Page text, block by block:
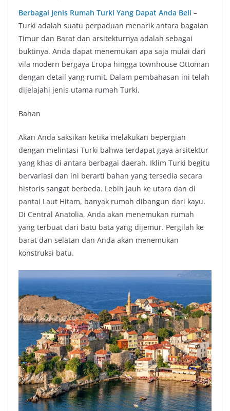
Berbagai Jenis Rumah Turki Yang Dapat Anda Beli –
Turki adalah suatu perpaduan menarik antara bagaian
Timur dan Barat dan arsitekturnya adalah sebagai
buktinya. Anda dapat menemukan apa saja mulai dari
vila modern bergaya Eropa hingga townhouse Ottoman
dengan detail yang rumit. Dalam pembahasan ini telah
dijelajahi jenis utama rumah Turki.
Bahan
Akan Anda saksikan ketika melakukan bepergian
dengan melintasi Turki bahwa terdapat gaya arsitektur
yang khas di antara berbagai daerah. Iklim Turki begitu
bervariasi dan ini berarti bahan yang tersedia secara
historis sangat berbeda. Lebih jauh ke utara dan di
pantai Laut Hitam, banyak rumah dibangun dari kayu.
Di Central Anatolia, Anda akan menemukan rumah
yang terbuat dari batu bata yang dijemur. Pergilah ke
barat dan selatan dan Anda akan menemukan
konstruksi batu.